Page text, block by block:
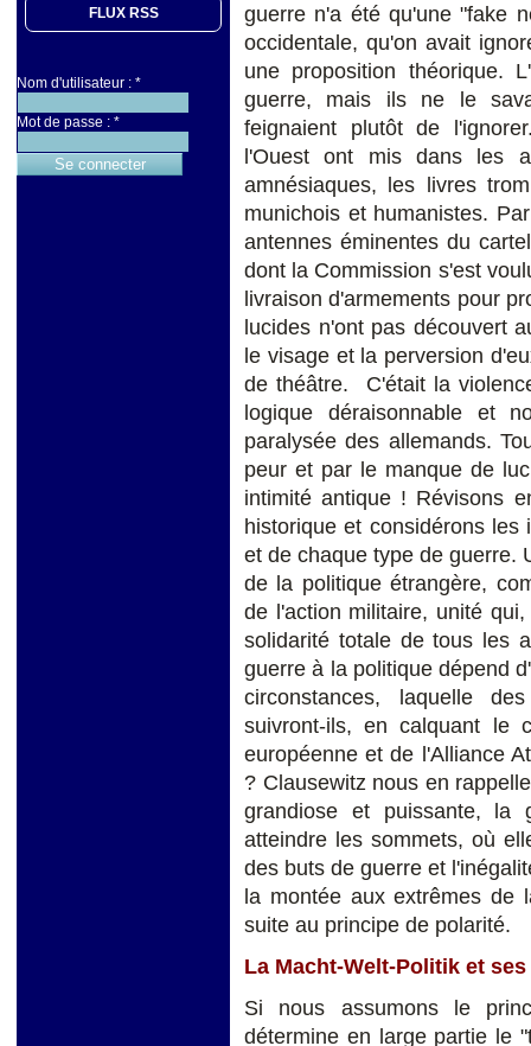
FLUX RSS
Nom d'utilisateur : *
Mot de passe : *
guerre n'a été qu'une "fake
occidentale, qu'on avait
une proposition théorique.
guerre, mais ils ne le
feignaient plutôt de
l'Ouest ont mis dans les
amnésiaques, les livres
munichois et humanistes.
antennes éminentes du
dont la Commission s'est
livraison d'armements pour
lucides n'ont pas découvert
le visage et la perversion
de théâtre. C'était la
logique déraisonnable et
paralysée des allemands.
peur et par le manque de
intimité antique ! Révisons
historique et considérons
et de chaque type de guerre.
de la politique étrangère,
de l'action militaire, unité
solidarité totale de tous les
guerre à la politique dépend
circonstances, laquelle
suivront-ils, en calquant le
européenne et de l'Alliance
? Clausewitz nous en
grandiose et puissante, la
atteindre les sommets, où
des buts de guerre et
la montée aux extrêmes
suite au principe de polarité.
La Macht-Welt-Politik et
Si nous assumons le
détermine en large partie le